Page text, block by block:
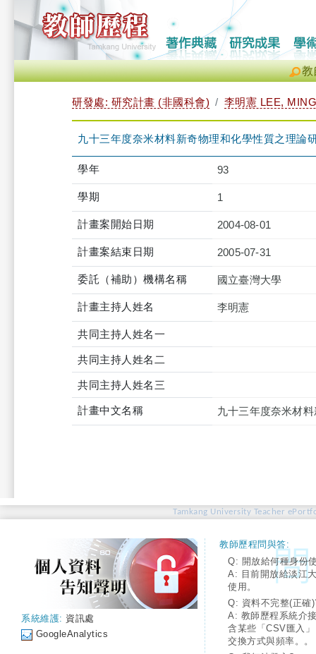
教
研發處: 研究計畫 (非國科會) 李明憲 LEE,
九十三年度奈米材料新奇物理和化學性質之理論
學年 93
學期 1
計畫案開始日期 2004-08-01
計畫案結束日期 2005-07-31
委託（補助）機構名稱 國立臺灣大學
計畫主持人姓名 李明憲
共同主持人姓名一
共同主持人姓名二
共同主持人姓名三
計畫中文名稱 九十三年度奈米材
Tamkang University Teacher
系統維護: 資訊處
GoogleAnalytics
教師歷程問與答:
Q: 開放給何種身份
A: 目前開放給淡江
使用。
Q: 資料不完整(正確
A: 教師歷程系統介
含某些「CSV匯入
交換方式與頻率。。